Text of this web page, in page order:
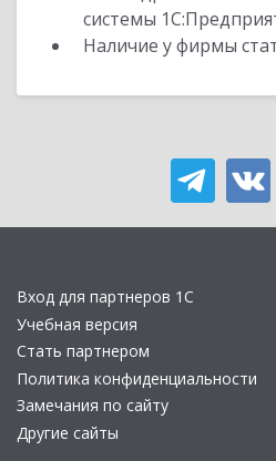
системы
Наличие у фирмы
Вход для партнеров 1С
Учебная версия
Стать партнером
Политика конфиденциальности
Замечания по сайту
Другие сайты